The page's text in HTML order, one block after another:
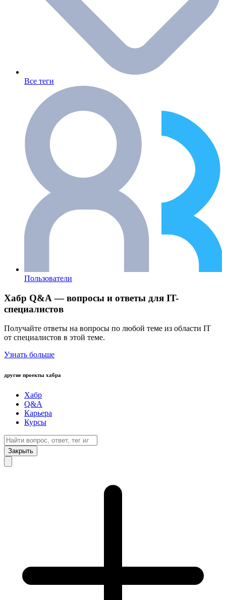
Все теги
Пользователи
Хабр Q&A — вопросы и ответы для IT-
специалистов
Получайте ответы на вопросы по любой теме из области IT
от специалистов в этой теме.
Узнать больше
другие проекты хабра
Хабр
Q&A
Карьера
Курсы
Закрыть